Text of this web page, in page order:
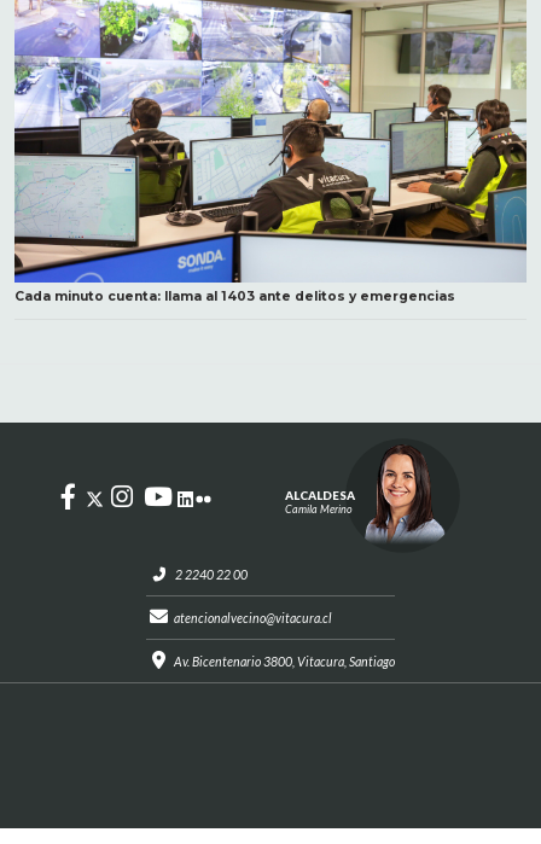
Cada minuto cuenta: llama al 1403 ante delitos y emergencias
2 2240 22 00
atencionalvecino@vitacura.cl
Av. Bicentenario 3800, Vitacura, Santiago
ALCALDESA
Camila Merino